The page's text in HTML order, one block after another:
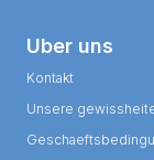
Uber uns
Kontakt
Unsere